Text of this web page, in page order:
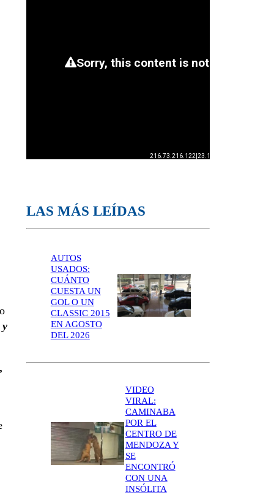
y
LAS MÁS LEÍDAS
AUTOS
USADOS:
CUÁNTO
CUESTA UN
GOL O UN
CLASSIC 2015
EN AGOSTO
DEL 2026
VIDEO
VIRAL:
CAMINABA
POR EL
CENTRO DE
MENDOZA Y
SE
ENCONTRÓ
CON UNA
INSÓLITA